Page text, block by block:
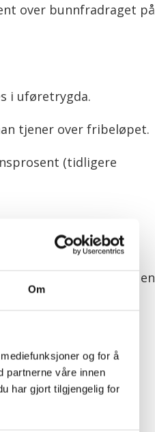
Om
og for å
partnerne våre innen
har gjort tilgjengelig for
over bunnfradraget på
i uføretrygda.
tjener over fribeløpet.
(tidligere
anskaffelser i en
et annet sted, for